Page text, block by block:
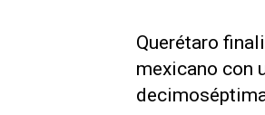
Querétaro
mexicano con